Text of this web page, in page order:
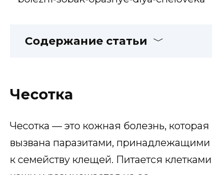
Содержание статьи
Чесотка
Чесотка — это кожная болезнь, которая
вызвана паразитами, принадлежащими
к семейству клещей. Питается клетками